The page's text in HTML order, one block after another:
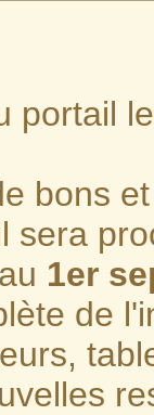
portail
bons
sera
1er
de